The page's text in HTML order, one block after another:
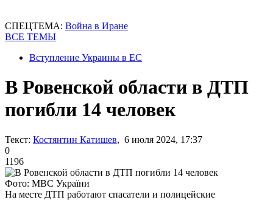
СПЕЦТЕМА: Война в Иране
ВСЕ ТЕМЫ
Вступление Украины в ЕС
В Ровенской области в ДТП
погибли 14 человек
Текст: Костянтин Катишев, 6 июля 2024, 17:37
0
1196
Фото: МВС України
На месте ДТП работают спасатели и полицейские